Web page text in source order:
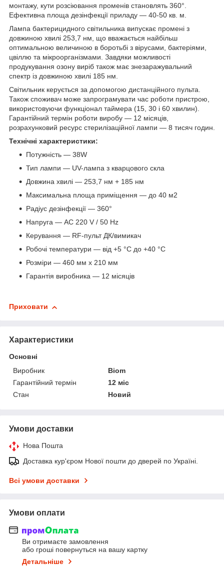
монтажу, кути розсіювання променів становлять 360°.
Ефективна площа дезінфекції приладу — 40-50 кв. м.
Лампа бактерицидного світильника випускає промені з
довжиною хвилі 253,7 нм, що вважається найбільш
оптимальною величиною в боротьбі з вірусами, бактеріями,
цвіллю та мікроорганізмами. Завдяки можливості
продукування озону виріб також має знезаражувальний
спектр із довжиною хвилі 185 нм.
Світильник керується за допомогою дистанційного пульта.
Також споживач може запрограмувати час роботи пристрою,
використовуючи функціонал таймера (15, 30 і 60 хвилин).
Гарантійний термін роботи виробу — 12 місяців,
розрахунковий ресурс стерилізаційної лампи — 8 тисяч годин.
Технічні характеристики:
Потужність — 38W
Тип лампи — UV-лампа з кварцового скла
Довжина хвилі — 253,7 нм + 185 нм
Максимальна площа приміщення — до 40 м2
Радіус дезінфекції — 360°
Напруга — AC 220 V / 50 Hz
Керування — RF-пульт ДК/вимикач
Робочі температури — від +5 °C до +40 °C
Розміри — 460 мм x 210 мм
Гарантія виробника — 12 місяців
Приховати
Характеристики
Основні
Виробник
Biom
Гарантійний термін
12 міс
Стан
Новий
Умови доставки
Нова Пошта
Доставка кур'єром Нової пошти до дверей по Україні.
Всі умови доставки
Умови оплати
Ви отримаєте замовлення
або гроші повернуться на вашу картку
Детальніше